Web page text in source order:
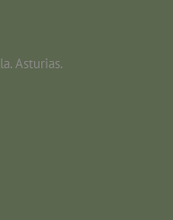
Asturias.